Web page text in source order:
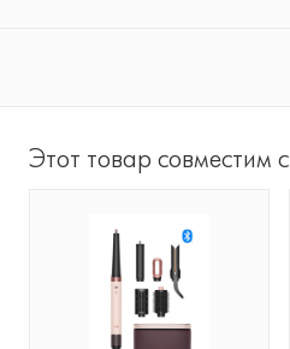
Этот товар совместим с